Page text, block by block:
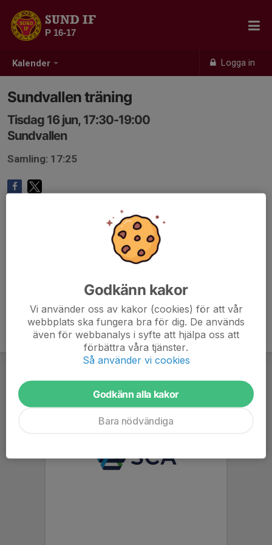
Kalender Logga in
SUND IF
P 16-17
Sundvallen träning
Tisdag 16 jun, 17:30-19:00
Sundvallen
Samling: 17:25
Godkänn kakor
Vi använder oss av kakor (cookies) för att vår
webbplats ska fungera bra för dig. De används
även för webbanalys i syfte att hjälpa oss att
förbättra våra tjänster.
Så använder vi cookies
Godkänn alla kakor
Bara nödvändiga